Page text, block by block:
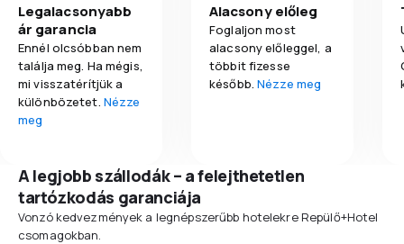
Legalacsonyabb
ár garancia
Ennél olcsóbban nem
találja meg. Ha mégis,
mi visszatérítjük a
különbözetet. Nézze
meg
Alacsony előleg
Foglaljon most
alacsony előleggel, a
többit fizesse
később.Nézze meg
A legjobb szállodák – a felejthetetlen
tartózkodás garanciája
Vonzó kedvezmények a legnépszerűbb hotelekre Repülő+Hotel
csomagokban.